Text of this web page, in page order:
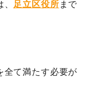
足立区役所 まで
全て満たす必要が